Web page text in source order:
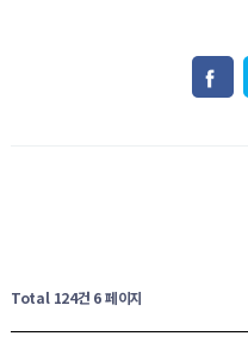
Total 124건 6 페이지